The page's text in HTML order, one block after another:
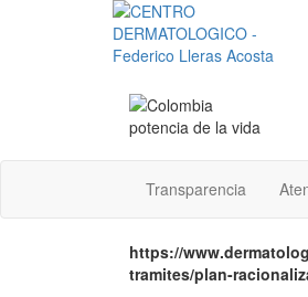
Transparencia
https://
tramites/plan-